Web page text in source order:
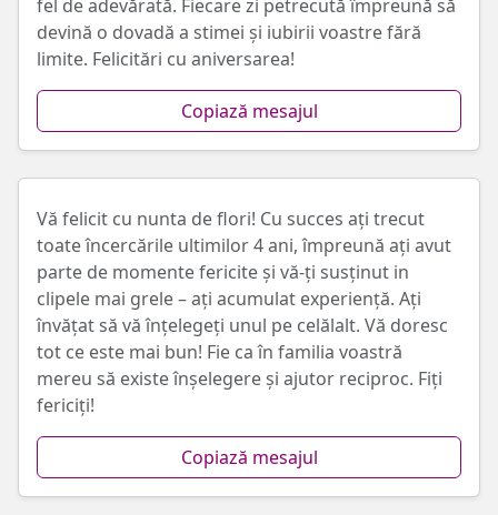
fel de adevărată. Fiecare zi petrecută împreună să
devină o dovadă a stimei și iubirii voastre fără
limite. Felicitări cu aniversarea!
Copiază mesajul
Vă felicit cu nunta de flori! Cu succes ați trecut
toate încercările ultimilor 4 ani, împreună ați avut
parte de momente fericite și vă-ți susținut in
clipele mai grele – ați acumulat experiență. Ați
învățat să vă înțelegeți unul pe celălalt. Vă doresc
tot ce este mai bun! Fie ca în familia voastră
mereu să existe înșelegere și ajutor reciproc. Fiți
fericiți!
Copiază mesajul